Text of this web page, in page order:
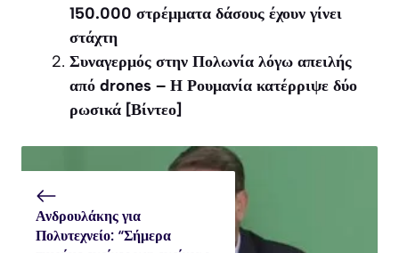
150.000 στρέμματα δάσους έχουν γίνει
στάχτη
Συναγερμός στην Πολωνία λόγω απειλής
από drones – Η Ρουμανία κατέρριψε δύο
ρωσικά [Βίντεο]
Ανδρουλάκης για
Πολυτεχνείο: “Σήμερα